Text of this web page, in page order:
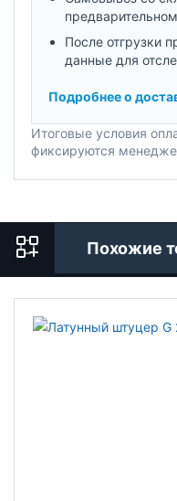
После отгрузки
данные для
Подробнее о
Итоговые условия
фиксируются
Похожие